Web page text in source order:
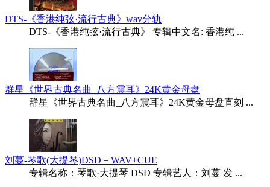
DTS-《香港纯弦·流行古典》wav分轨
DTS-《香港纯弦·流行古典》 专辑中文名: 香港纯 ...
群星《世界古典名曲_八方震耳》24K黄金母盘
群星《世界古典名曲_八方震耳》24K黄金母盘直刻 ...
刘蔓-琴歌(大提琴)DSD－WAV+CUE
专辑名称：琴歌·大提琴 DSD 专辑艺人：刘蔓 发 ...